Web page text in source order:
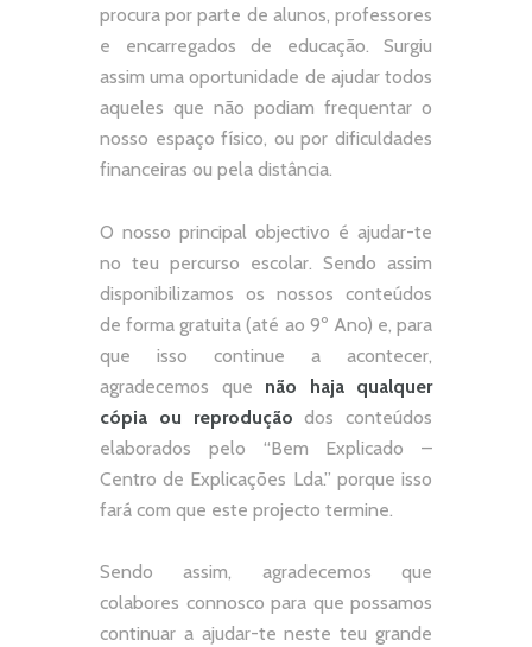
procura por parte de alunos, professores
e encarregados de educação. Surgiu
assim uma oportunidade de ajudar todos
aqueles que não podiam frequentar o
nosso espaço físico, ou por dificuldades
financeiras ou pela distância.
O nosso principal objectivo é ajudar-te
no teu percurso escolar. Sendo assim
disponibilizamos os nossos conteúdos
de forma gratuita (até ao 9º Ano) e, para
que isso continue a acontecer,
agradecemos que não
haja qualquer
cópia ou reprodução dos conteúdos
elaborados pelo “Bem Explicado –
Centro de Explicações Lda.” porque isso
fará com que este projecto termine.
Sendo assim, agradecemos que
colabores connosco para que possamos
continuar a ajudar-te neste teu grande